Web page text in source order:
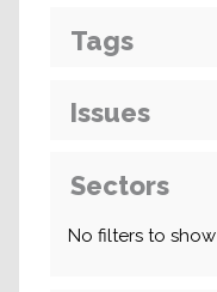
Tags
Issues
Sectors
No filters to show